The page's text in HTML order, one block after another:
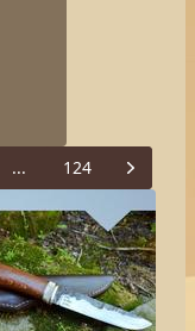
... 124 Next